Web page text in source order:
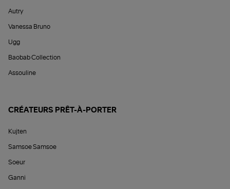
Autry
Vanessa Bruno
Ugg
Baobab Collection
Assouline
CRÉATEURS PRÊT-À-PORTER
Kujten
Samsoe Samsoe
Soeur
Ganni